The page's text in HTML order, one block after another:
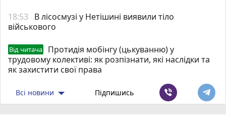
18:53
В лісосмузі у Нетішині виявили тіло
військового
Від читача
Протидія мобінгу (цькуванню) у
трудовому колективі: як розпізнати, які наслідки та
як захистити свої права
Всі новини Підпишись